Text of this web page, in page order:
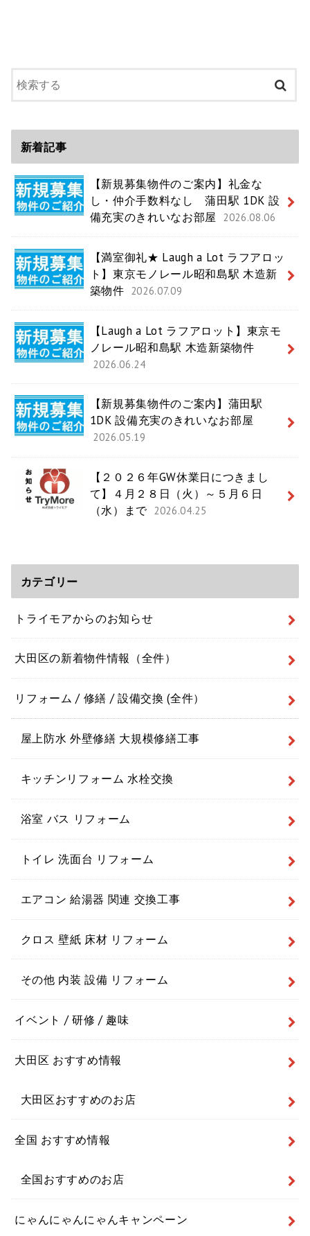
新着記事
【新規募集物件のご案内】礼金な
し・仲介手数料なし 蒲田駅 1DK 設
備充実のきれいなお部屋
2026.08.06
【満室御礼★ Laugh a Lot ラフアロッ
ト】東京モノレール昭和島駅 木造新
築物件
2026.07.09
【Laugh a Lot ラフアロット】東京モ
ノレール昭和島駅 木造新築物件
2026.06.24
【新規募集物件のご案内】蒲田駅
1DK 設備充実のきれいなお部屋
2026.05.19
【２０２６年GW休業日につきまし
て】４月２８日（火）～５月６日
（水）まで 2026.04.25
カテゴリー
トライモアからのお知らせ
大田区の新着物件情報（全件）
リフォーム / 修繕 / 設備交換 (全件）
屋上防水 外壁修繕 大規模修繕工事
キッチンリフォーム 水栓交換
浴室 バス リフォーム
トイレ 洗面台 リフォーム
エアコン 給湯器 関連 交換工事
クロス 壁紙 床材 リフォーム
その他 内装 設備 リフォーム
イベント / 研修 / 趣味
大田区 おすすめ情報
大田区おすすめのお店
全国 おすすめ情報
全国おすすめのお店
にゃんにゃんにゃんキャンペーン